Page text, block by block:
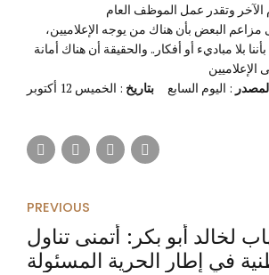
الآخر وتقدر عمل الموظف العام
مزاعم البعض بأن هناك من يوجه الإعلاميين،
بلا مباديء أو أفكار.. والحقيقة أن هناك أمانة
: اليوم السابع بتاريخ : الخميس 12 أكتوبر
PREVIOUS
لخالد أبو بكر: أتمنى تناول
في إطار الحرية المسئولة